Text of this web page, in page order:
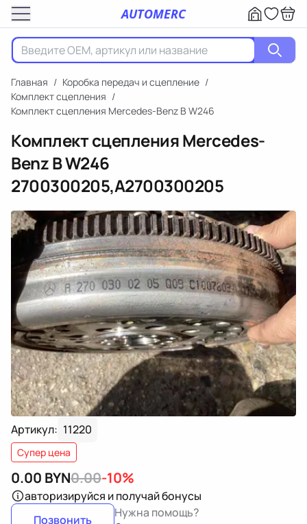
AUTOMERC
Главная / Коробка передач и сцепление /
Комплект сцепления /
Комплект сцепления Mercedes-Benz B W246
Комплект сцепления Mercedes-
Benz B W246
2700300205,A2700300205
Артикул: 11220
Супер цена
0.00 BYN0.00-10%
авторизируйся и получай бонусы
Позвонить
Нужна помощь?